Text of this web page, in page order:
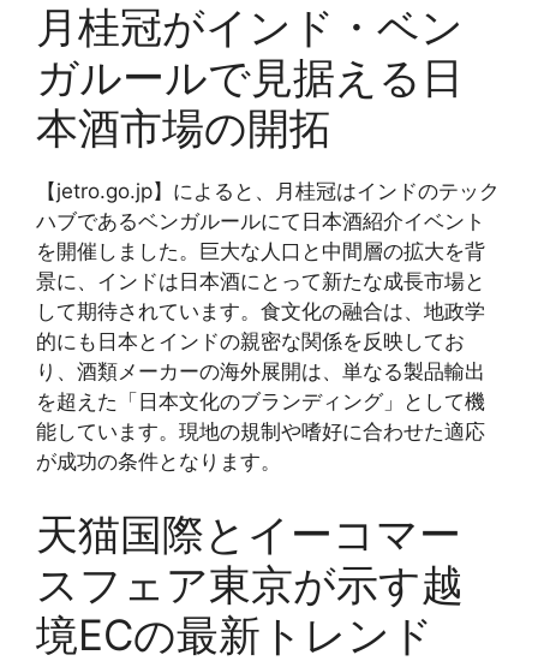
月桂冠がインド・ベン
ガルールで見据える日
本酒市場の開拓
【jetro.go.jp】によると、月桂冠はインドのテック
ハブであるベンガルールにて日本酒紹介イベント
を開催しました。巨大な人口と中間層の拡大を背
景に、インドは日本酒にとって新たな成長市場と
して期待されています。食文化の融合は、地政学
的にも日本とインドの親密な関係を反映してお
り、酒類メーカーの海外展開は、単なる製品輸出
を超えた「日本文化のブランディング」として機
能しています。現地の規制や嗜好に合わせた適応
が成功の条件となります。
天猫国際とイーコマー
スフェア東京が示す越
境ECの最新トレンド